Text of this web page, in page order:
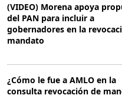
(VIDEO) Morena apoya
del PAN para incluir a
gobernadores en la
mandato
¿Cómo le fue a AMLO en la
consulta revocación de